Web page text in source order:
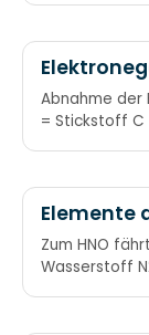
Abnahme der
= Stickstoff C
Elemente
Zum HNO
Wasserstoff